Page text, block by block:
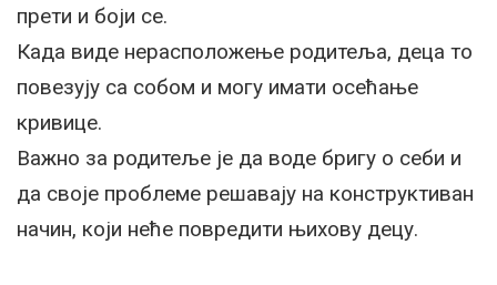
прети и боји се.
Када виде нерасположење родитеља, деца то
повезују са собом и могу имати осећање
кривице.
Важно за родитеље је да воде бригу о себи и
да своје проблеме решавају на конструктиван
начин, који неће повредити њихову децу.